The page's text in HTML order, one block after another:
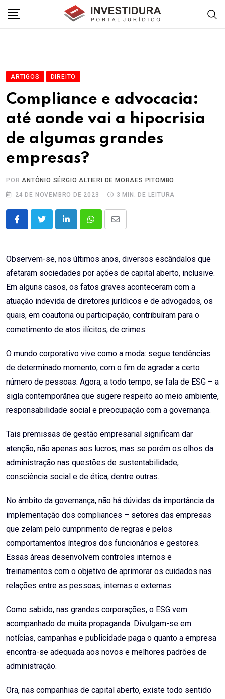
ARTIGOS DIREITO
Compliance e advocacia:
até aonde vai a hipocrisia
de algumas grandes
empresas?
PORANTÔNIO SÉRGIO ALTIERI DE MORAES PITOMBO
24 DE NOVEMBRO DE 2023
3 MIN. DE LEITURA
LinkedInWhatsappShare
Email
Observem-se, nos últimos anos, diversos escândalos que
afetaram sociedades por ações de capital aberto, inclusive.
Em alguns casos, os fatos graves aconteceram com a
atuação indevida de diretores jurídicos e de advogados, os
quais, em coautoria ou participação, contribuíram para o
cometimento de atos ilícitos, de crimes.
O mundo corporativo vive como a moda: segue tendências
de determinado momento, com o fim de agradar a certo
número de pessoas. Agora, a todo tempo, se fala de ESG – a
sigla contemporânea que sugere respeito ao meio ambiente,
responsabilidade social e preocupação com a governança.
Tais premissas de gestão empresarial significam dar
atenção, não apenas aos lucros, mas se porém os olhos da
administração nas questões de sustentabilidade,
consciência social e de ética, dentre outras.
No âmbito da governança, não há dúvidas da importância da
implementação dos compliances – setores das empresas
que zelam pelo cumprimento de regras e pelos
comportamentos íntegros dos funcionários e gestores.
Essas áreas desenvolvem controles internos e
treinamentos com o objetivo de aprimorar os cuidados nas
relações entre as pessoas, internas e externas.
Como sabido, nas grandes corporações, o ESG vem
acompanhado de muita propaganda. Divulgam-se em
notícias, campanhas e publicidade paga o quanto a empresa
encontra-se adequada aos novos e melhores padrões de
administração.
Ora, nas companhias de capital aberto, existe todo sentido